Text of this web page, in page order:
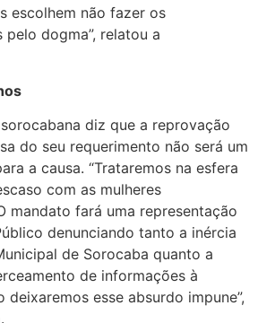
escolhem não fazer os
dogma”, relatou a
diz que a reprovação
do seu requerimento não será um
a causa. “Trataremos na esfera
com as mulheres
mandato fará uma representação
denunciando tanto a inércia
de Sorocaba quanto a
de informações à
deixaremos esse absurdo impune”,